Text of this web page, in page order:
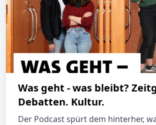
Was geht - was bleibt?
Debatten. Kultur.
Der Podcast spürt dem hinterher,